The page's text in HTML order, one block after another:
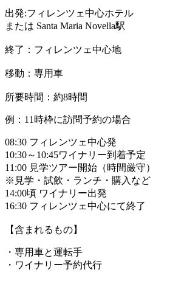
出発:フィレンツェ中心ホテル
または Santa Maria Novella駅
終了：フィレンツェ中心地
移動：専用車
所要時間：約8時間
例：11時枠に訪問予約の場合
08:30 フィレンツェ中心発
10:30～10:45ワイナリー到着予定
11:00 見学ツアー開始（時間厳守）
※見学・試飲・ランチ・購入など
14:00頃 ワイナリー出発
16:30 フィレンツェ中心にて終了
【含まれるもの】
・専用車と運転手
・ワイナリー予約代行